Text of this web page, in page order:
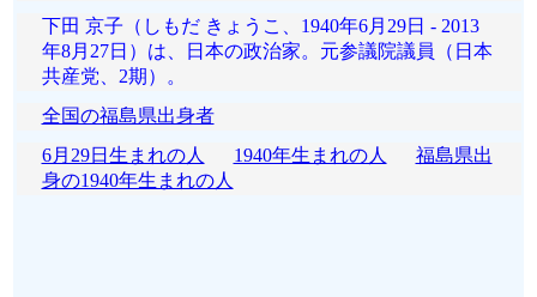
下田 京子（しもだ きょうこ、1940年6月29日 - 2013
年8月27日）は、日本の政治家。元参議院議員（日本
共産党、2期）。
全国の福島県出身者
6月29日生まれの人
1940年生まれの人
福島県出
身の1940年生まれの人